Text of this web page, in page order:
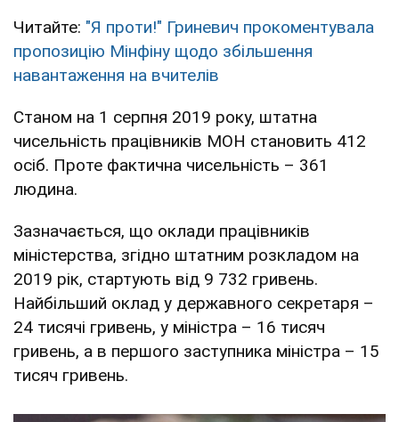
Читайте: "Я проти!" Гриневич прокоментувала
пропозицію Мінфіну щодо збільшення
навантаження на вчителів
Станом на 1 серпня 2019 року, штатна
чисельність працівників МОН становить 412
осіб. Проте фактична чисельність – 361
людина.
Зазначається, що оклади працівників
міністерства, згідно штатним розкладом на
2019 рік, стартують від 9 732 гривень.
Найбільший оклад у державного секретаря –
24 тисячі гривень, у міністра – 16 тисяч
гривень, а в першого заступника міністра – 15
тисяч гривень.